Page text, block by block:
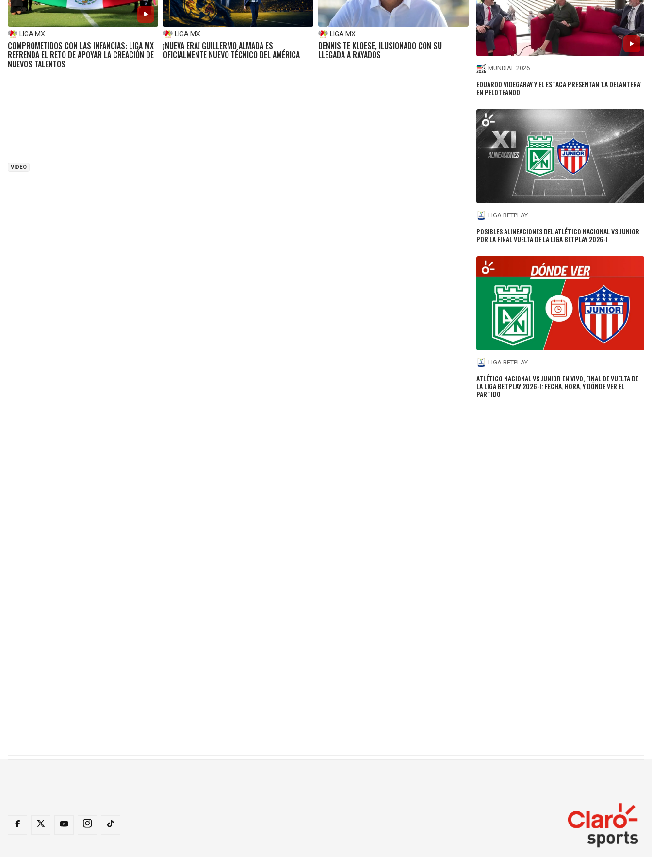
LIGA MX
COMPROMETIDOS CON LAS INFANCIAS: LIGA MX
REFRENDA EL RETO DE APOYAR LA CREACIÓN DE
NUEVOS TALENTOS
LIGA MX
¡NUEVA ERA! GUILLERMO ALMADA ES
OFICIALMENTE NUEVO TÉCNICO DEL AMÉRICA
LIGA MX
DENNIS TE KLOESE, ILUSIONADO CON SU
LLEGADA A RAYADOS
VIDEO
MUNDIAL 2026
EDUARDO VIDEGARAY Y EL ESTACA PRESENTAN 'LA DELANTERA'
EN PELOTEANDO
LIGA BETPLAY
POSIBLES ALINEACIONES DEL ATLÉTICO NACIONAL VS JUNIOR
POR LA FINAL VUELTA DE LA LIGA BETPLAY 2026-I
LIGA BETPLAY
ATLÉTICO NACIONAL VS JUNIOR EN VIVO, FINAL DE VUELTA DE
LA LIGA BETPLAY 2026-I: FECHA, HORA, Y DÓNDE VER EL
PARTIDO